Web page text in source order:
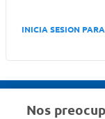
INICIA SESION
Nos